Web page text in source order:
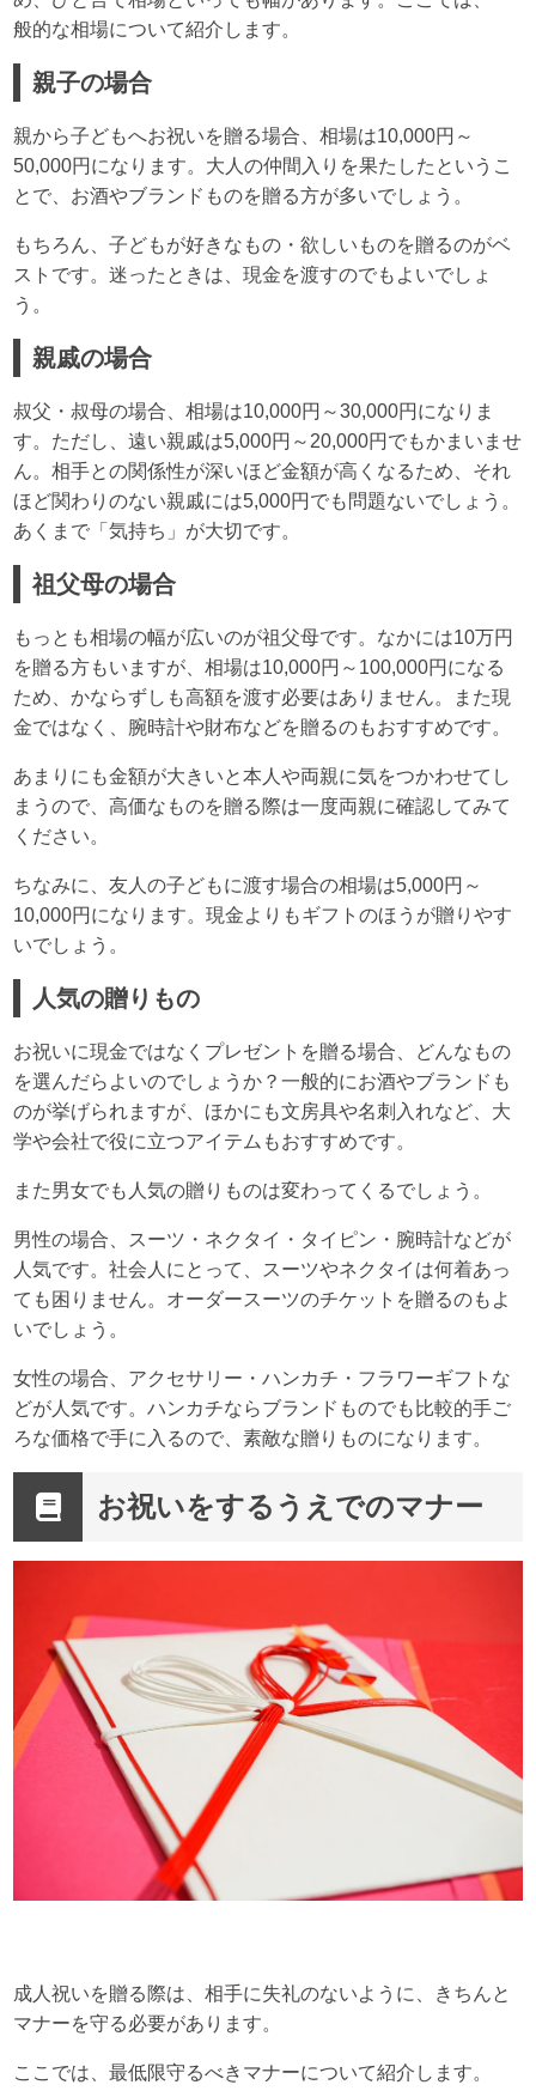
般的な相場について紹介します。
親子の場合
親から子どもへお祝いを贈る場合、相場は10,000円～
50,000円になります。大人の仲間入りを果たしたというこ
とで、お酒やブランドものを贈る方が多いでしょう。
もちろん、子どもが好きなもの・欲しいものを贈るのがベ
ストです。迷ったときは、現金を渡すのでもよいでしょ
う。
親戚の場合
叔父・叔母の場合、相場は10,000円～30,000円になりま
す。ただし、遠い親戚は5,000円～20,000円でもかまいませ
ん。相手との関係性が深いほど金額が高くなるため、それ
ほど関わりのない親戚には5,000円でも問題ないでしょう。
あくまで「気持ち」が大切です。
祖父母の場合
もっとも相場の幅が広いのが祖父母です。なかには10万円
を贈る方もいますが、相場は10,000円～100,000円になる
ため、かならずしも高額を渡す必要はありません。また現
金ではなく、腕時計や財布などを贈るのもおすすめです。
あまりにも金額が大きいと本人や両親に気をつかわせてし
まうので、高価なものを贈る際は一度両親に確認してみて
ください。
ちなみに、友人の子どもに渡す場合の相場は5,000円～
10,000円になります。現金よりもギフトのほうが贈りやす
いでしょう。
人気の贈りもの
お祝いに現金ではなくプレゼントを贈る場合、どんなもの
を選んだらよいのでしょうか？一般的にお酒やブランドも
のが挙げられますが、ほかにも文房具や名刺入れなど、大
学や会社で役に立つアイテムもおすすめです。
また男女でも人気の贈りものは変わってくるでしょう。
男性の場合、スーツ・ネクタイ・タイピン・腕時計などが
人気です。社会人にとって、スーツやネクタイは何着あっ
ても困りません。オーダースーツのチケットを贈るのもよ
いでしょう。
女性の場合、アクセサリー・ハンカチ・フラワーギフトな
どが人気です。ハンカチならブランドものでも比較的手ご
ろな価格で手に入るので、素敵な贈りものになります。
お祝いをするうえでのマナー
成人祝いを贈る際は、相手に失礼のないように、きちんと
マナーを守る必要があります。
ここでは、最低限守るべきマナーについて紹介します。